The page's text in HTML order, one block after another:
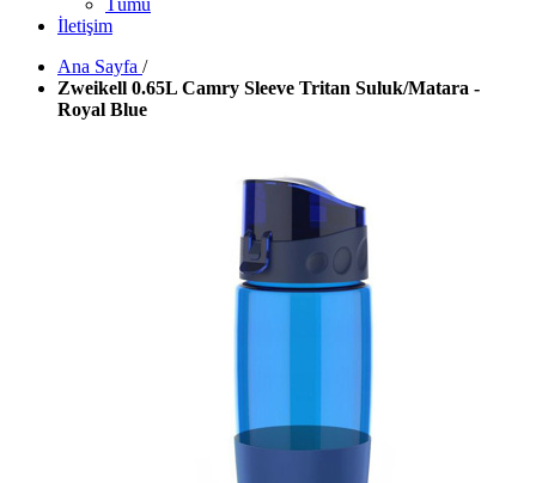
Tümü
İletişim
Ana Sayfa /
Zweikell 0.65L Camry Sleeve Tritan Suluk/Matara -
Royal Blue